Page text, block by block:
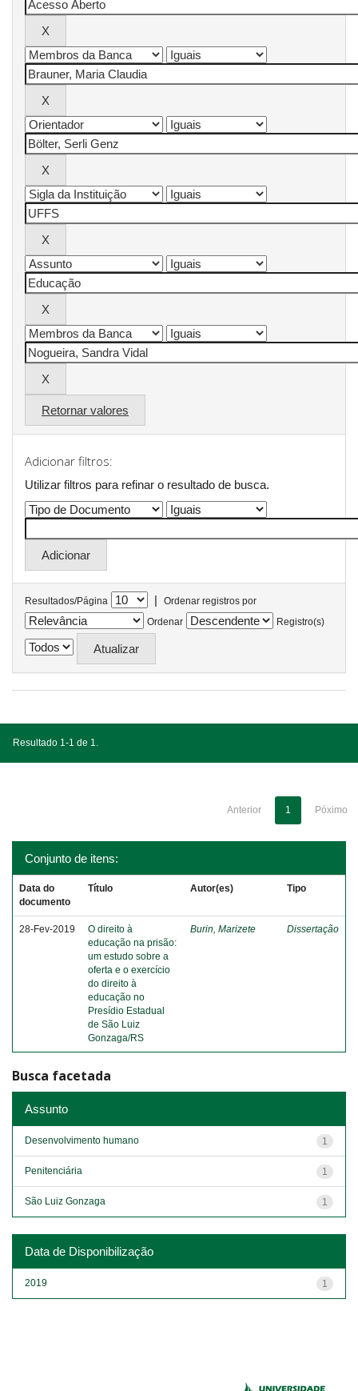
Retornar valores
Adicionar filtros:
Utilizar filtros para refinar o resultado de busca.
Resultados/Página |
Ordenar registros por
Ordenar
Registro(s)
Resultado 1-1 de 1.
Anterior 1 Póximo
Conjunto de itens:
Data do
documento
Título Autor(es) Tipo
28-Fev-2019
O direito à
educação na prisão:
um estudo sobre a
oferta e o exercício
do direito à
educação no
Presídio Estadual
de São Luiz
Gonzaga/RS
Burin, Marizete Dissertação
Busca facetada
Assunto
1
Desenvolvimento humano
1
Penitenciária
1
São Luiz Gonzaga
Data de Disponibilização
1
2019